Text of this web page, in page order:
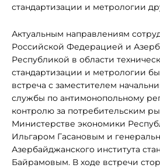
стандартизации и метрологии
Актуальным направлениям
Российской Федерацией и
Республикой в области
стандартизации и метрологии
встреча с заместителем
службы по антимонопольному
контролю за потребительским
Министерстве экономики
Ильгаром Гасановым и
Азербайджанского института
Байрамовым. В ходе встречи